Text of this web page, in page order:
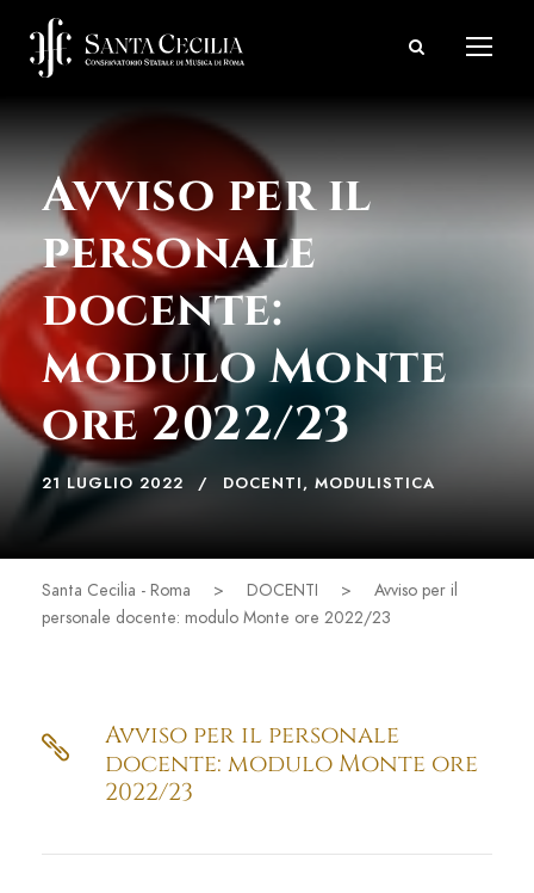
Avviso per il
personale
docente:
modulo Monte
ore 2022/23
21 LUGLIO 2022 DOCENTI, MODULISTICA
Santa Cecilia - Roma > DOCENTI >
Avviso per il
personale docente: modulo Monte ore 2022/23
Avviso per il personale
docente: modulo Monte ore
2022/23